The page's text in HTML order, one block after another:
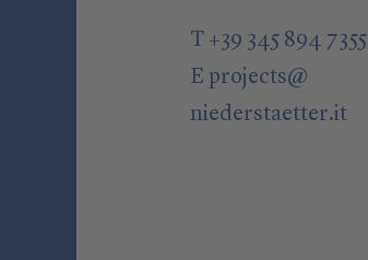
T +39 345 894 7355
E projects@
niederstaetter.it